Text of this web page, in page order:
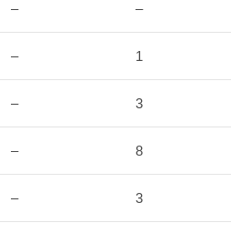
– –
– 1
– 3
– 8
– 3